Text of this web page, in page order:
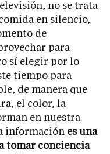
no se trata
en silencio,
de
para
sí elegir por lo
tiempo para
de manera que
el color, la
en nuestra
información es una
tomar conciencia